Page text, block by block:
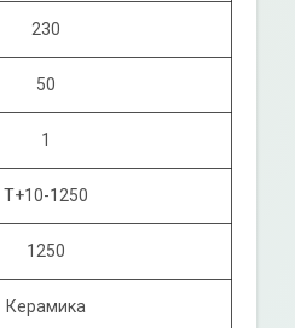
230
50
1
T+10-1250
1250
Керамика